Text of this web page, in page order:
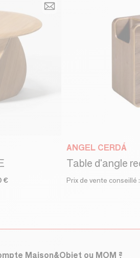
€
ANGEL CERDÁ
Prix de vente conseillé :
Maison&Objet ou MOM ?